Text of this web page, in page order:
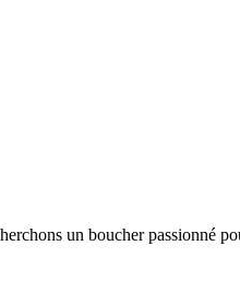
un boucher passionné